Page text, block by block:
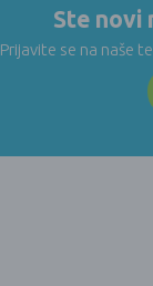
Ste novi
Prijavite se na naše